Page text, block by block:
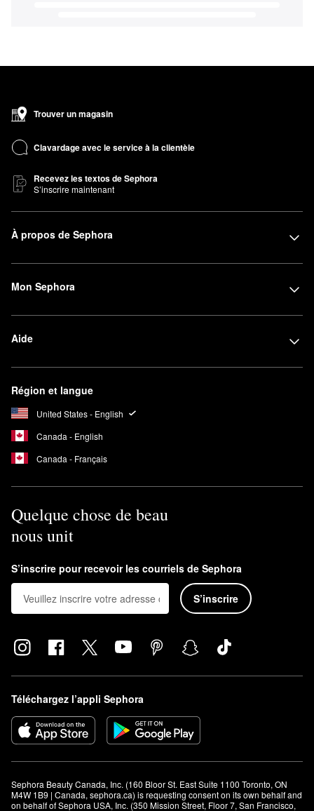
Trouver un magasin
Clavardage avec le service à la clientèle
Recevez les textos de Sephora
S’inscrire maintenant
À propos de Sephora
Mon Sephora
Aide
Région et langue
United States - English
Canada - English
Canada - Français
Quelque chose de beau
nous unit
S’inscrire pour recevoir les courriels de Sephora
S’inscrire
Téléchargez l’appli Sephora
Sephora Beauty Canada, Inc. (160 Bloor St. East Suite 1100 Toronto, ON
M4W 1B9 | Canada, sephora.ca) is requesting consent on its own behalf and
on behalf of Sephora USA, Inc. (350 Mission Street, Floor 7, San Francisco,